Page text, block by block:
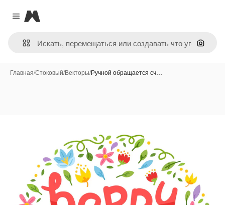
Close menu
Magnific
Поиск
Главная/Стоковый/Векторы/Ручной обращается сч…